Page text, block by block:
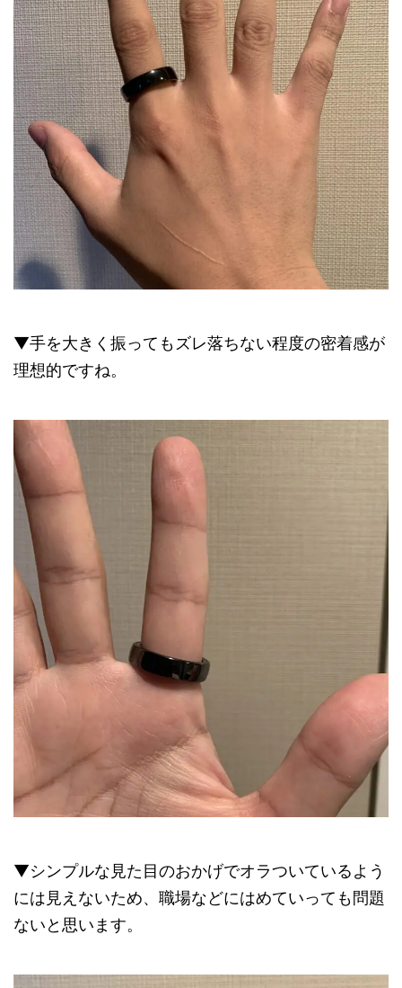
▼手を大きく振ってもズレ落ちない程度の密着感が
理想的ですね。
▼シンプルな見た目のおかげでオラついているよう
には見えないため、職場などにはめていっても問題
ないと思います。